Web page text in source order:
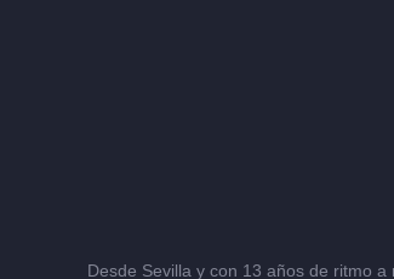
Desde Sevilla y con 13 años de ritmo